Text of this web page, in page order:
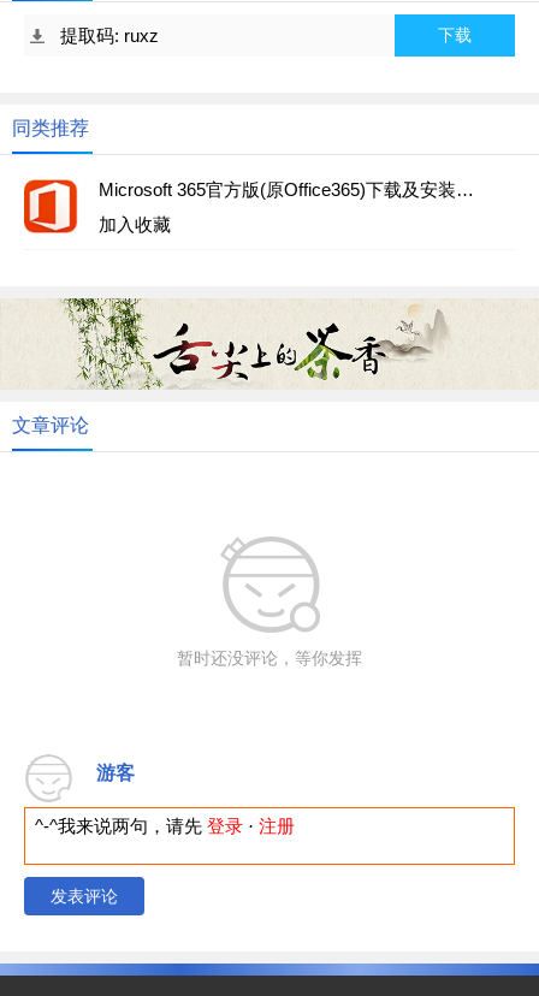
下载
提取码: ruxz
同类推荐
Microsoft 365官方版(原Office365)下载及安装教程
加入收藏
文章评论
暂时还没评论，等你发挥
游客
^-^我来说两句，请先 登录 · 注册
发表评论